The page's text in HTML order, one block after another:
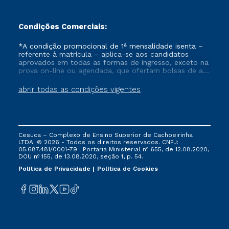
Condições Comerciais:
abrir todas as condições vigentes
*A condição promocional de 1ª mensalidade isenta –
referente à matrícula – aplica-se aos candidatos
aprovados em todas as formas de ingresso, exceto na
prova on-line ou agendada, que ofertam bolsas de até
vigente, que ainda não tenham efetivado e/ou não
tenham cancelado ou trancado sua matrícula em uma
via FIES, Prouni e outros programas governamentais, e
não se acumula com nenhuma outra campanha
ofertada pela Instituição.
Cesuca – Complexo de Ensino Superior de Cachoeirinha
LTDA. © 2026 - Todos os direitos reservados. CNPJ:
05.687.481/0001-79 | Portaria Ministerial nº 655, de 12.08.2020,
DOU nº 155, de 13.08.2020, seção 1, p. 54.
Política de Privacidade
Política de Cookies